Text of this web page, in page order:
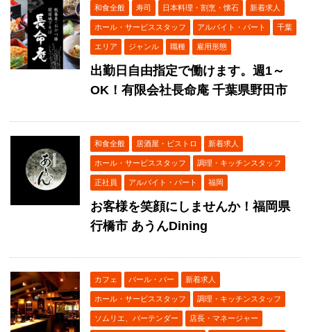
和食全般 寿司 日本料理・割烹・懐石 新着求人
ホール・サービススタッフ アルバイト・パート 千葉
エリア ジャンル 職種 雇用形態
出勤日自由指定で働けます。週1～
OK！有限会社長命庵 千葉県野田市
和食全般 居酒屋・ビストロ 新着求人
ホール・サービススタッフ 調理・キッチンスタッフ
正社員 アルバイト・パート 福岡
お客様を笑顔にしませんか！福岡県
行橋市 あうんDining
カフェ バール・バー 新着求人
ホール・サービススタッフ 調理・キッチンスタッフ
ソムリエ、バーテンダー 店長・マネージャー